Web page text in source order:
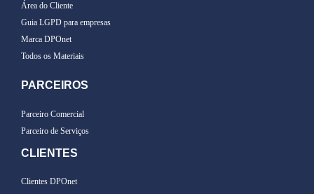
Área do Cliente
Guia LGPD para empresas
Marca DPOnet
Todos os Materiais
PARCEIROS
Parceiro Comercial
Parceiro de Serviços
CLIENTES
Clientes DPOnet